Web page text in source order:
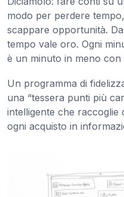
modo per perdere
scappare opportunità.
tempo vale oro. Ogni
è un minuto in meno con
Un programma di
una “tessera punti più
intelligente che
ogni acquisto in